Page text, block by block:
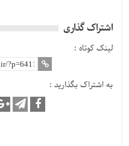
اشتراک گذاری
لینک کوتاه :
به اشتراک بگذارید :